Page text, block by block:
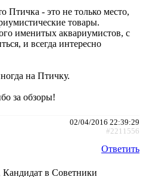
Птичка - это не только место,
товары.
именитых аквариумистов, с
и всегда интересно
на Птичку.
за обзоры!
02/04/2016 22:39:29
#2211556
Ответить
в Советники